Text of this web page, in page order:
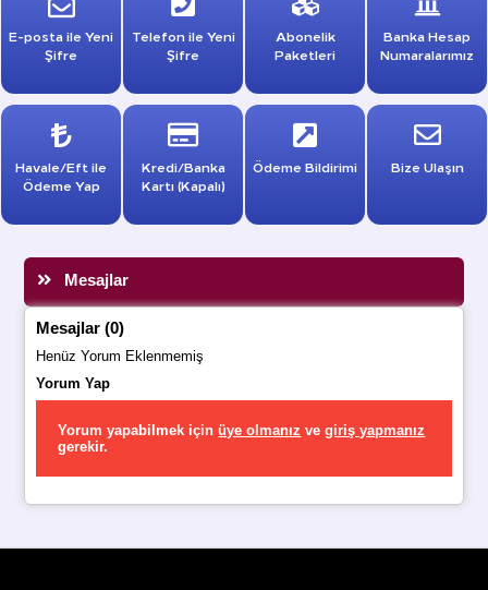
E-posta ile Yeni
Şifre
Telefon ile Yeni
Şifre
Abonelik
Paketleri
Banka Hesap
Numaralarımız
Havale/Eft ile
Ödeme Yap
Kredi/Banka
Kartı (Kapalı)
Ödeme Bildirimi Bize Ulaşın
Mesajlar
Mesajlar (0)
Henüz Yorum Eklenmemiş
Yorum Yap
Yorum yapabilmek içinüye olmanız vegiriş yapmanız
gerekir.